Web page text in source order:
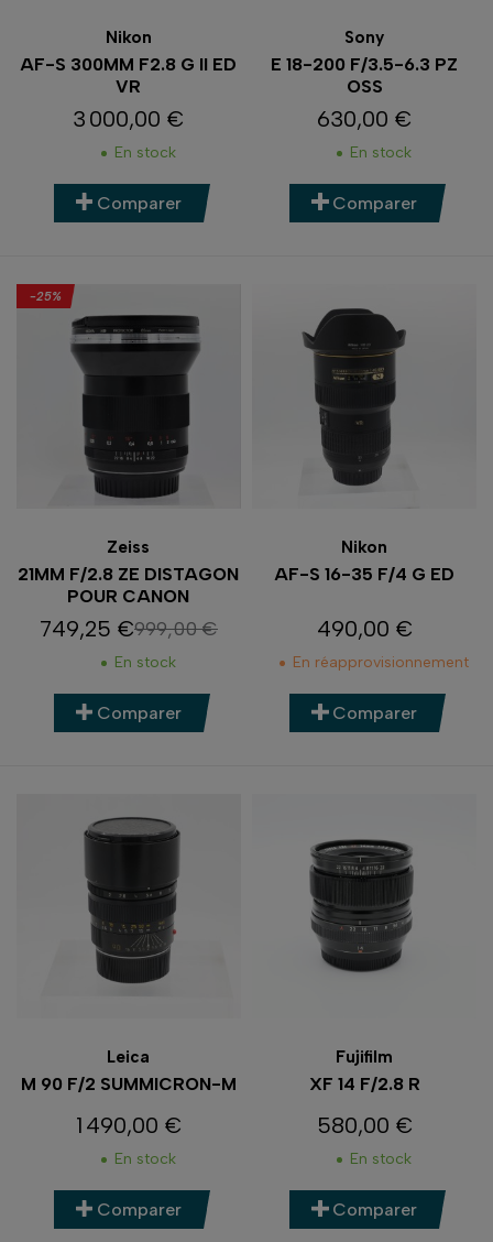
Nikon
AF-S 300MM F2.8 G II ED
VR
Prix
3 000,00 €
En stock
Comparer
Sony
E 18-200 F/3.5-6.3 PZ
OSS
Prix
630,00 €
En stock
Comparer
-25%
Zeiss
21MM F/2.8 ZE DISTAGON
POUR CANON
Prix
749,25 €Prix de base
999,00 €
En stock
Comparer
Nikon
AF-S 16-35 F/4 G ED
Prix
490,00 €
En réapprovisionnement
Comparer
Leica
M 90 F/2 SUMMICRON-M
Prix
1 490,00 €
En stock
Comparer
Fujifilm
XF 14 F/2.8 R
Prix
580,00 €
En stock
Comparer